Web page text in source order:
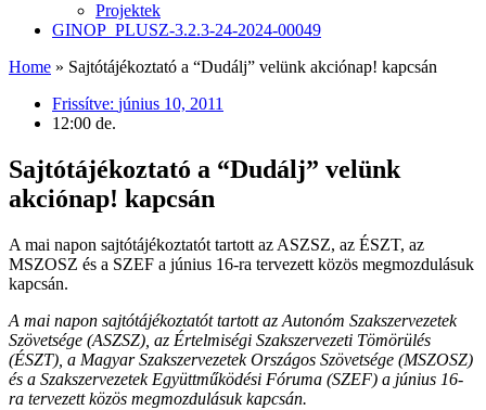
Projektek
GINOP_PLUSZ-3.2.3-24-2024-00049
Home » Sajtótájékoztató a “Dudálj” velünk akciónap! kapcsán
Frissítve: június 10, 2011
12:00 de.
Sajtótájékoztató a “Dudálj” velünk
akciónap! kapcsán
A mai napon sajtótájékoztatót tartott az ASZSZ, az ÉSZT, az
MSZOSZ és a SZEF a június 16-ra tervezett közös megmozdulásuk
kapcsán.
A mai napon sajtótájékoztatót tartott az Autonóm Szakszervezetek
Szövetsége (ASZSZ), az Értelmiségi Szakszervezeti Tömörülés
(ÉSZT), a Magyar Szakszervezetek Országos Szövetsége (MSZOSZ)
és a Szakszervezetek Együttműködési Fóruma (SZEF) a június 16-
ra tervezett közös megmozdulásuk kapcsán.